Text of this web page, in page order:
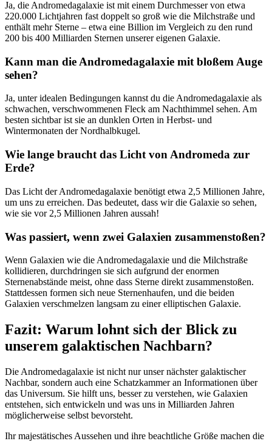
Ja, die Andromedagalaxie ist mit einem Durchmesser von etwa
220.000 Lichtjahren fast doppelt so groß wie die Milchstraße und
enthält mehr Sterne – etwa eine Billion im Vergleich zu den rund
200 bis 400 Milliarden Sternen unserer eigenen Galaxie.
Kann man die Andromedagalaxie mit bloßem Auge
sehen?
Ja, unter idealen Bedingungen kannst du die Andromedagalaxie als
schwachen, verschwommenen Fleck am Nachthimmel sehen. Am
besten sichtbar ist sie an dunklen Orten in Herbst- und
Wintermonaten der Nordhalbkugel.
Wie lange braucht das Licht von Andromeda zur
Erde?
Das Licht der Andromedagalaxie benötigt etwa 2,5 Millionen Jahre,
um uns zu erreichen. Das bedeutet, dass wir die Galaxie so sehen,
wie sie vor 2,5 Millionen Jahren aussah!
Was passiert, wenn zwei Galaxien zusammenstoßen?
Wenn Galaxien wie die Andromedagalaxie und die Milchstraße
kollidieren, durchdringen sie sich aufgrund der enormen
Sternenabstände meist, ohne dass Sterne direkt zusammenstoßen.
Stattdessen formen sich neue Sternenhaufen, und die beiden
Galaxien verschmelzen langsam zu einer elliptischen Galaxie.
Fazit: Warum lohnt sich der Blick zu
unserem galaktischen Nachbarn?
Die Andromedagalaxie ist nicht nur unser nächster galaktischer
Nachbar, sondern auch eine Schatzkammer an Informationen über
das Universum. Sie hilft uns, besser zu verstehen, wie Galaxien
entstehen, sich entwickeln und was uns in Milliarden Jahren
möglicherweise selbst bevorsteht.
Ihr majestätisches Aussehen und ihre beachtliche Größe machen die